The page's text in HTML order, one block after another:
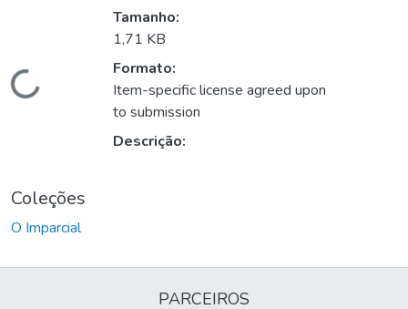
Carregando...
Tamanho:
1,71 KB
Formato:
Item-specific license agreed upon
to submission
Descrição:
Coleções
O Imparcial
PARCEIROS